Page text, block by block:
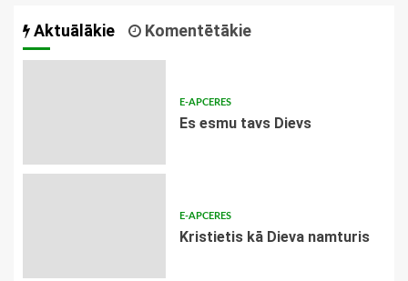
Aktuālākie Komentētākie
E-APCERES
Es esmu tavs Dievs
E-APCERES
Kristietis kā Dieva namturis